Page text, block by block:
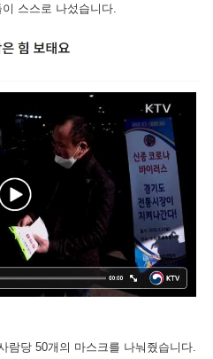
스스로 나섰습니다.
람당 50개의 마스크를 나눠줬습니다.